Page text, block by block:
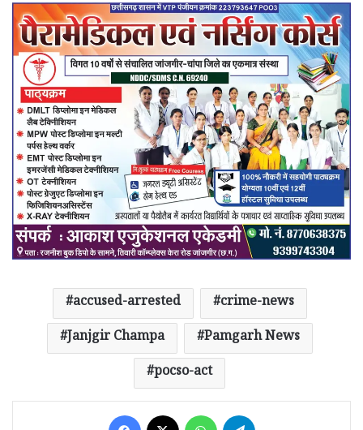
accused-arrested
crime-news
Janjgir Champa
Pamgarh News
pocso-act
Facebook WhatsApp